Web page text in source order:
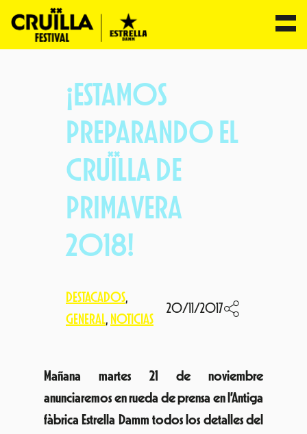
¡ESTAMOS
PREPARANDO EL
CRUÏLLA DE
PRIMAVERA
2018!
DESTACADOS
GENERAL, NOTICIAS
20/11/2017
Mañana martes 21 de noviembre
anunciaremos en rueda de prensa en l’Antiga
fàbrica Estrella Damm todos los detalles del